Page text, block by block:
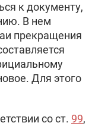
к документу,
В нем
прекращения
Для этого
со ст. 99,